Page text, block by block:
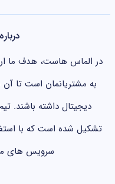
در الماس هاست، هدف ما
به مشتریانمان است تا آن
دیجیتال داشته باشند.
تشکیل شده است که با
سرویس های